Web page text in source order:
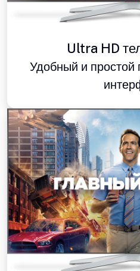
Ultra HD
Удобный и простой